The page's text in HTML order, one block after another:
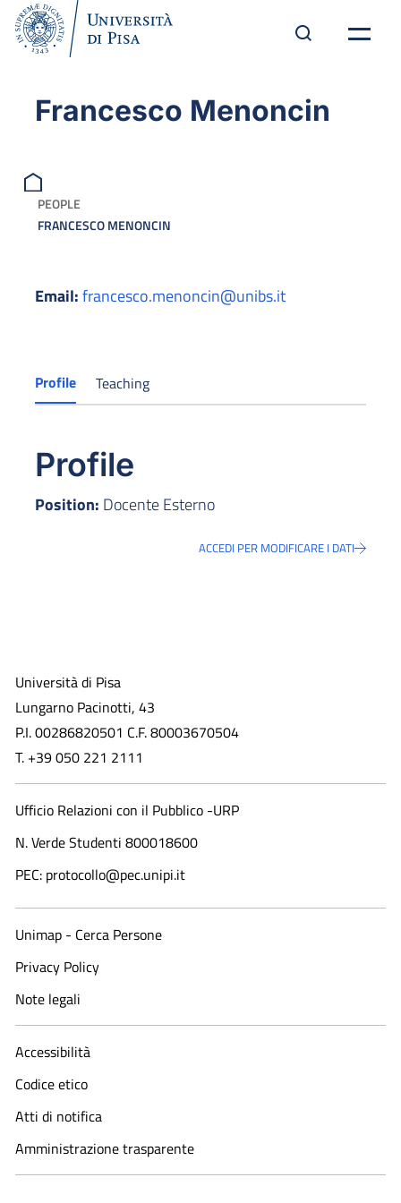
Francesco Menoncin
PEOPLE
FRANCESCO MENONCIN
Email:francesco.menoncin@unibs.it
Profile Teaching
Profile
Position: Docente Esterno
ACCEDI PER MODIFICARE I DATI
Università di Pisa
Lungarno Pacinotti, 43
P.I. 00286820501 C.F. 80003670504
T. +39 050 221 2111
Ufficio Relazioni con il Pubblico -URP
N. Verde Studenti 800018600​
PEC: protocollo@pec.unipi.it
Unimap - Cerca Persone
Privacy Policy
Note legali
Accessibilità
Codice etico
Atti di notifica
Amministrazione trasparente